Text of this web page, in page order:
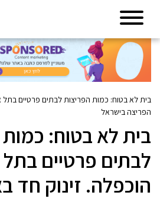
בית לא בטוח: כמות הפריצות לבתים פרטיים בתל
הפריצה בישראל
בית לא בטוח:
לבתים פרטיים
הוכפלה. זינוק חד